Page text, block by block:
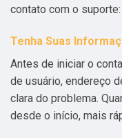
contato com o suporte:
Tenha Suas
Antes de iniciar o
de usuário, endereço
clara do problema.
desde o início, mais